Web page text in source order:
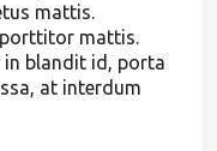
mattis.
porttitor mattis.
in blandit id, porta
at interdum